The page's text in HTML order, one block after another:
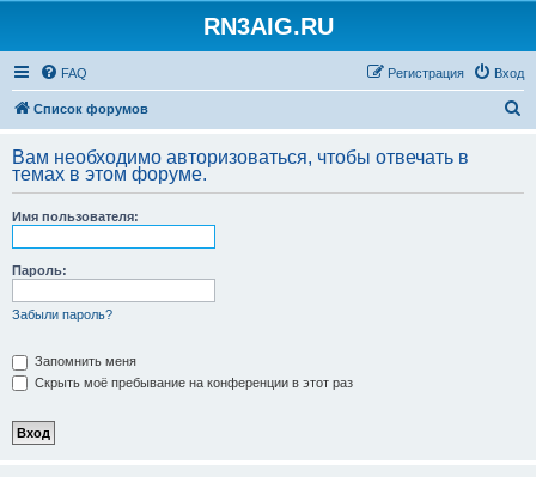
RN3AIG.RU
FAQ Вход
Регистрация
Список форумов
с
Вам необходимо авторизоваться, чтобы отвечать в
темах в этом форуме.
Имя пользователя:
Пароль:
Забыли пароль?
Запомнить меня
Скрыть моё пребывание на конференции в этот раз